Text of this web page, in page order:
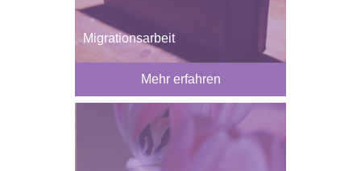
Migrationsarbeit
Mehr erfahren